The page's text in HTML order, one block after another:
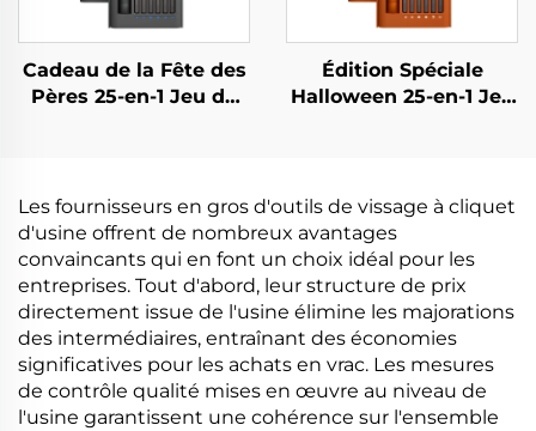
Cadeau de la Fête des
Pères 25-en-1 Jeu de
Édition Spéciale
Halloween 25-en-1 Jeu
Les fournisseurs en gros d'outils de vissage à cliquet
d'usine offrent de nombreux avantages
convaincants qui en font un choix idéal pour les
entreprises. Tout d'abord, leur structure de prix
directement issue de l'usine élimine les majorations
des intermédiaires, entraînant des économies
significatives pour les achats en vrac. Les mesures
de contrôle qualité mises en œuvre au niveau de
l'usine garantissent une cohérence sur l'ensemble